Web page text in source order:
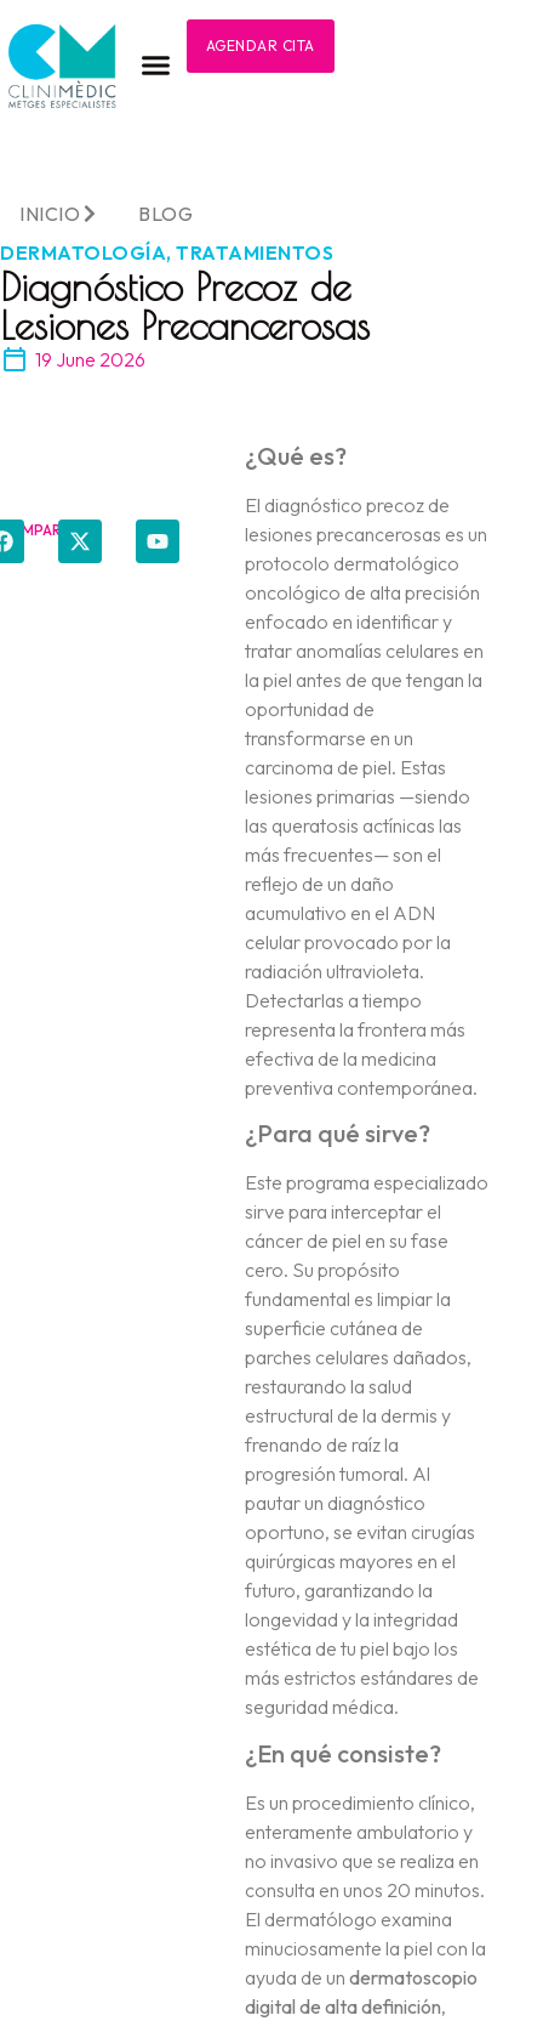
AGENDAR CITA
INICIO
BLOG
DERMATOLOGÍA, TRATAMIENTOS
Diagnóstico Precoz de
Lesiones Precancerosas
19 June 2026
COMPARTIR
¿Qué es?
El diagnóstico precoz de
lesiones precancerosas es un
protocolo dermatológico
oncológico de alta precisión
enfocado en identificar y
tratar anomalías celulares en
la piel antes de que tengan la
oportunidad de
transformarse en un
carcinoma de piel. Estas
lesiones primarias —siendo
las queratosis actínicas las
más frecuentes— son el
reflejo de un daño
acumulativo en el ADN
celular provocado por la
radiación ultravioleta.
Detectarlas a tiempo
representa la frontera más
efectiva de la medicina
preventiva contemporánea.
¿Para qué sirve?
Este programa especializado
sirve para interceptar el
cáncer de piel en su fase
cero. Su propósito
fundamental es limpiar la
superficie cutánea de
parches celulares dañados,
restaurando la salud
estructural de la dermis y
frenando de raíz la
progresión tumoral. Al
pautar un diagnóstico
oportuno, se evitan cirugías
quirúrgicas mayores en el
futuro, garantizando la
longevidad y la integridad
estética de tu piel bajo los
más estrictos estándares de
seguridad médica.
¿En qué consiste?
Es un procedimiento clínico,
enteramente ambulatorio y
no invasivo que se realiza en
consulta en unos 20 minutos.
El dermatólogo examina
minuciosamente la piel con la
ayuda de un dermatoscopio
digital de alta definición,